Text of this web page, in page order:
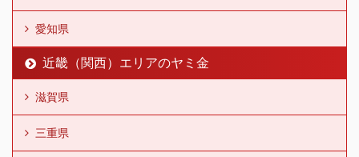
愛知県
近畿（関西）エリアのヤミ金
滋賀県
三重県